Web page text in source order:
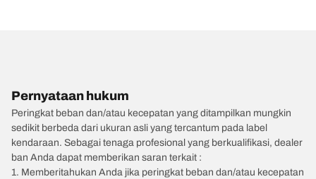
Pernyataan hukum
Peringkat beban dan/atau kecepatan yang ditampilkan mungkin
sedikit berbeda dari ukuran asli yang tercantum pada label
kendaraan. Sebagai tenaga profesional yang berkualifikasi, dealer
ban Anda dapat memberikan saran terkait :
1. Memberitahukan Anda jika peringkat beban dan/atau kecepatan